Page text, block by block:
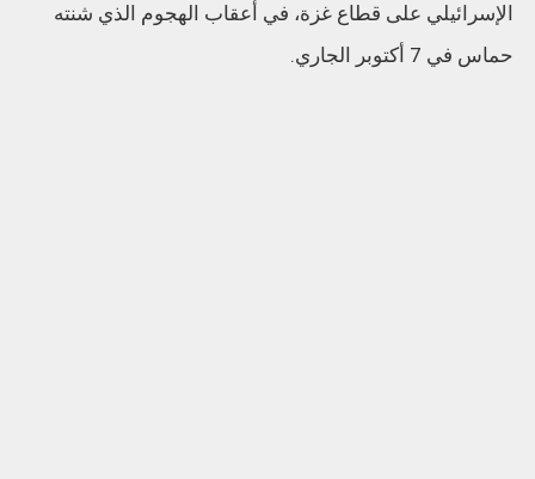
الإسرائيلي على قطاع غزة، في أعقاب الهجوم الذي شنته
حماس في 7 أكتوبر الجاري.